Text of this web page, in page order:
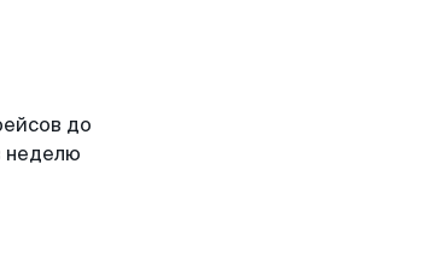
до
неделю